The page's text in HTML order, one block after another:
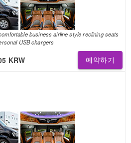
business airline style reclining seats
USB chargers
KRW 예약하기